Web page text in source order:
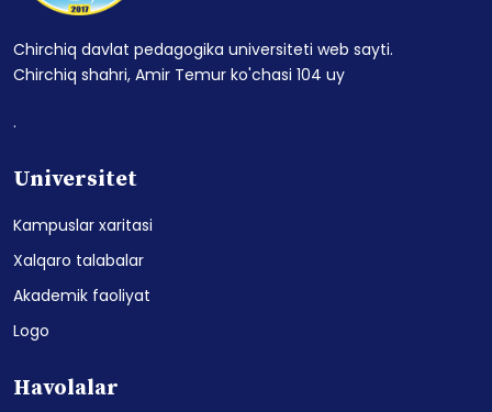
Chirchiq davlat pedagogika universiteti web sayti.
Chirchiq shahri, Amir Temur ko'chasi 104 uy
.
Universitet
Kampuslar xaritasi
Xalqaro talabalar
Akademik faoliyat
Logo
Havolalar